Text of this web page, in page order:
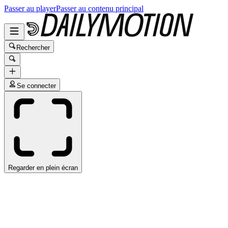
Passer au playerPasser au contenu principal
Rechercher
Se connecter
Regarder en plein écran